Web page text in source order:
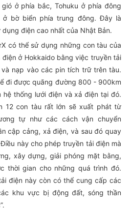
ở phía bắc, Tohuku ở phía đông
bờ biển phía trung đông. Đây là
điện cao nhất của Nhật Bản.
có thể sử dụng những con tàu của
điện ở Hokkaido bằng việc truyền tải
nạp vào các pin tích trữ trên tàu.
đi được quãng đường 800 - 900km
thống lưới điện và xả điện tại đó.
12 con tàu rất lớn sẽ xuất phát từ
tự như các cách vận chuyển
cập cảng, xả điện, và sau đó quay
này cho phép truyền tải điện mà
xây dựng, giải phóng mặt bằng,
thời gian cho những quá trình đó.
điện này còn có thể cung cấp các
khu vực bị động đất, sóng thần